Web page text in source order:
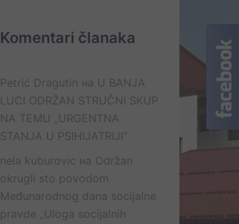
Komentari članaka
Petrić Dragutin на U BANJA
LUCI ODRŽAN STRUČNI SKUP
NA TEMU „URGENTNA
STANJA U PSIHIJATRIJI“
nela kuburovic на Održan
okrugli sto povodom
Međunarodnog dana socijalne
pravde „Uloga socijalnih